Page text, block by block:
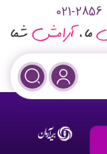
021-2856